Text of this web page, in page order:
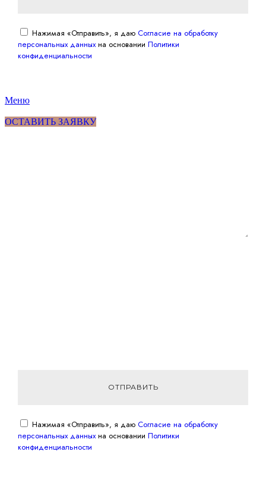
Нажимая «Отправить», я даю Согласие на обработку
персональных данныхна основании Политики
конфиденциальности
Меню
ОСТАВИТЬ ЗАЯВКУ
Нажимая «Отправить», я даю Согласие на обработку
персональных данныхна основании Политики
конфиденциальности
ОТПРАВИТЬ